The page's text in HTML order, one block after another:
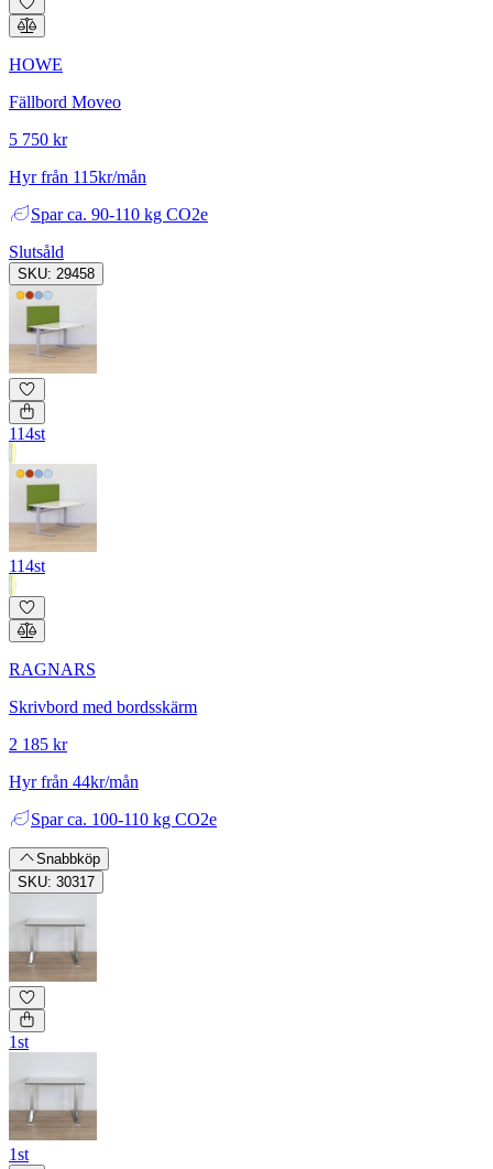
HOWE
Fällbord Moveo
5 750 kr
Hyr från 115kr/mån
Spar ca. 90-110 kg CO2e
Slutsåld
SKU: 29458
114st
114st
RAGNARS
Skrivbord med bordsskärm
2 185 kr
Hyr från 44kr/mån
Spar ca. 100-110 kg CO2e
Snabbköp
SKU: 30317
1st
1st